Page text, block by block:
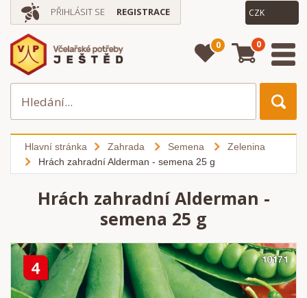
PŘIHLÁSIT SE REGISTRACE
0 0
Hlavní stránka Zahrada Semena
Zelenina
Hrách zahradní Alderman - semena 25 g
Hrách zahradní Alderman -
semena 25 g